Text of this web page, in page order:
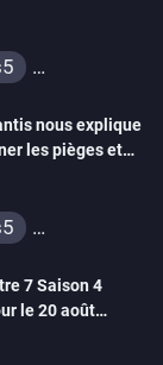
nous explique
les pièges et
7 Saison 4
le 20 août